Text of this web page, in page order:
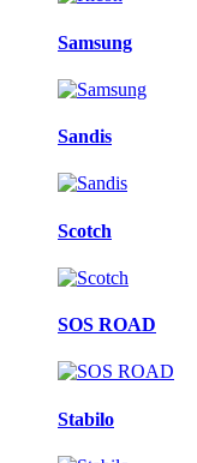
Samsung
Sandis
Scotch
SOS ROAD
Stabilo